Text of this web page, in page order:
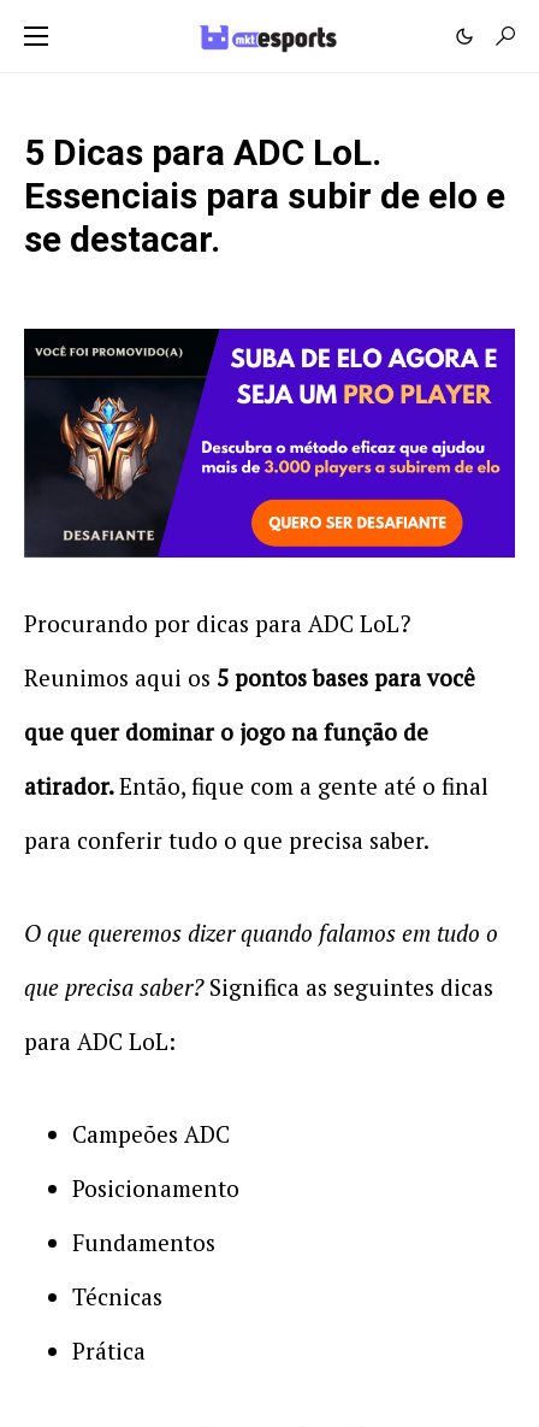
5 Dicas para ADC LoL.
Essenciais para subir de elo e
se destacar.
Procurando por dicas para ADC LoL?
Reunimos aqui os 5 pontos bases para você
que quer dominar o jogo na função de
atirador.Então, fique com a gente até o final
para conferir tudo o que precisa saber.
O que queremos dizer quando falamos em tudo o
que precisa saber?Significa as seguintes dicas
para ADC LoL:
Campeões ADC
Posicionamento
Fundamentos
Técnicas
Prática